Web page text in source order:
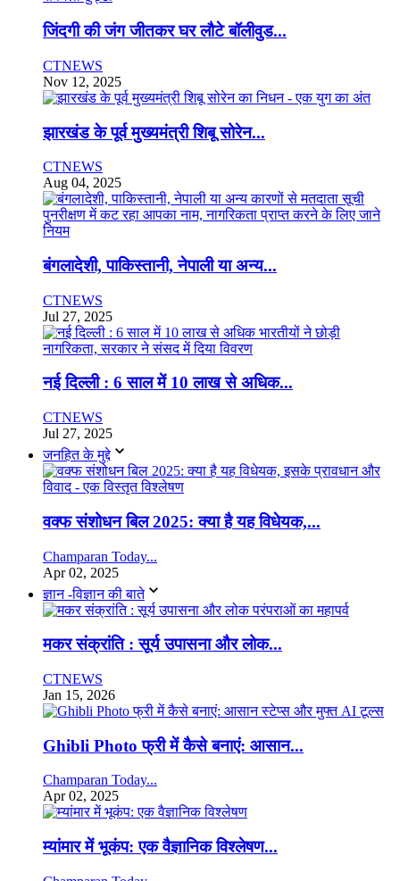
जिंदगी की जंग जीतकर घर लौटे बॉलीवुड...
CTNEWS
Nov 12, 2025
झारखंड के पूर्व मुख्यमंत्री शिबू सोरेन...
CTNEWS
Aug 04, 2025
बंगलादेशी, पाकिस्तानी, नेपाली या अन्य...
CTNEWS
Jul 27, 2025
नई दिल्ली : 6 साल में 10 लाख से अधिक...
CTNEWS
Jul 27, 2025
जनहित के मुद्दे
वक्फ संशोधन बिल 2025: क्या है यह विधेयक,...
Champaran Today...
Apr 02, 2025
ज्ञान -विज्ञान की बाते
मकर संक्रांति : सूर्य उपासना और लोक...
CTNEWS
Jan 15, 2026
Ghibli Photo फ्री में कैसे बनाएं: आसान...
Champaran Today...
Apr 02, 2025
म्यांमार में भूकंप: एक वैज्ञानिक विश्लेषण...